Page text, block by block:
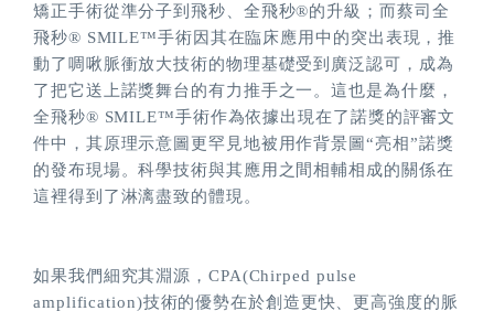
矯正手術從準分子到飛秒、全飛秒®的升級；而蔡司全
飛秒® SMILE™手術因其在臨床應用中的突出表現，推
動了啁啾脈衝放大技術的物理基礎受到廣泛認可，成為
了把它送上諾獎舞台的有力推手之一。這也是為什麼，
全飛秒® SMILE™手術作為依據出現在了諾獎的評審文
件中，其原理示意圖更罕見地被用作背景圖“亮相”諾獎
的發布現場。科學技術與其應用之間相輔相成的關係在
這裡得到了淋漓盡致的體現。
如果我們細究其淵源，CPA(Chirped pulse
amplification)技術的優勢在於創造更快、更高強度的脈